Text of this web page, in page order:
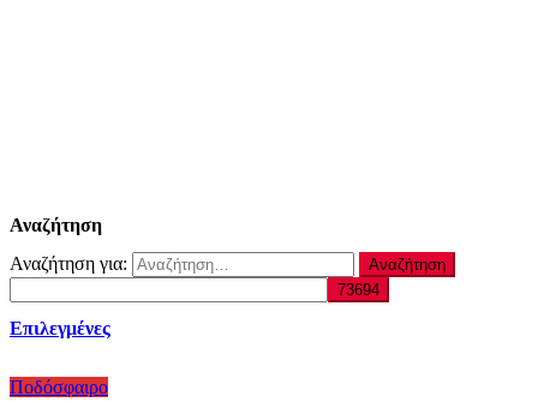
Αναζήτηση
Αναζήτηση για:
Επιλεγμένες
Ποδόσφαιρο